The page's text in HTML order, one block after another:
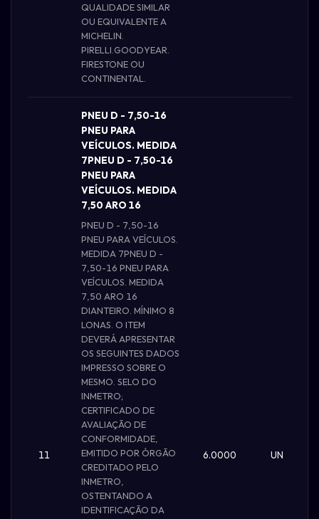
QUALIDADE SIMILAR
OU EQUIVALENTE A
MICHELIN.
PIRELLI.GOODYEAR.
FIRESTONE OU
CONTINENTAL.
11
PNEU D - 7,50-16
PNEU PARA
VEÍCULOS. MEDIDA
7PNEU D - 7,50-16
PNEU PARA
VEÍCULOS. MEDIDA
7,50 ARO 16
PNEU D - 7,50-16
PNEU PARA VEÍCULOS.
MEDIDA 7PNEU D -
7,50-16 PNEU PARA
VEÍCULOS. MEDIDA
7,50 ARO 16
DIANTEIRO. MÍNIMO 8
LONAS. O ITEM
DEVERÁ APRESENTAR
OS SEGUINTES DADOS
IMPRESSO SOBRE O
MESMO. SELO DO
INMETRO;
CERTIFICADO DE
AVALIAÇÃO DE
CONFORMIDADE,
EMITIDO POR ÓRGÃO
CREDITADO PELO
INMETRO,
OSTENTANDO A
IDENTIFICAÇÃO DA
6.0000 UN